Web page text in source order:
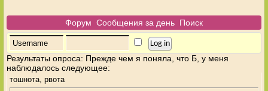
Форум Сообщения за день Поиск
Результаты опроса: Прежде чем я поняла, что Б, у меня
наблюдалось следующее:
тошнота, рвота